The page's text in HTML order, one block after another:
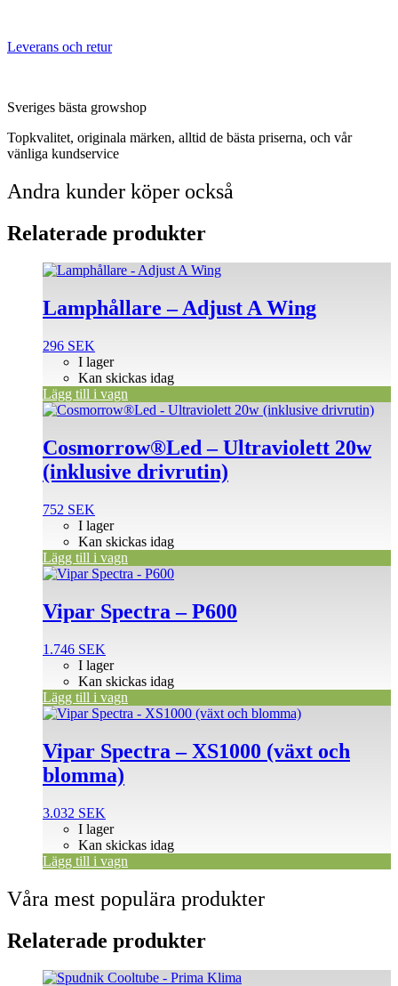
Leverans och retur
Sveriges bästa growshop
Topkvalitet, originala märken, alltid de bästa priserna, och vår
vänliga kundservice
Andra kunder köper också
Relaterade produkter
Lamphållare – Adjust A Wing
296 SEK
I lager
Kan skickas idag
Lägg till i vagn
Cosmorrow®Led – Ultraviolett 20w
(inklusive drivrutin)
752 SEK
I lager
Kan skickas idag
Lägg till i vagn
Vipar Spectra – P600
1.746 SEK
I lager
Kan skickas idag
Lägg till i vagn
Vipar Spectra – XS1000 (växt och
blomma)
3.032 SEK
I lager
Kan skickas idag
Lägg till i vagn
Våra mest populära produkter
Relaterade produkter
Den